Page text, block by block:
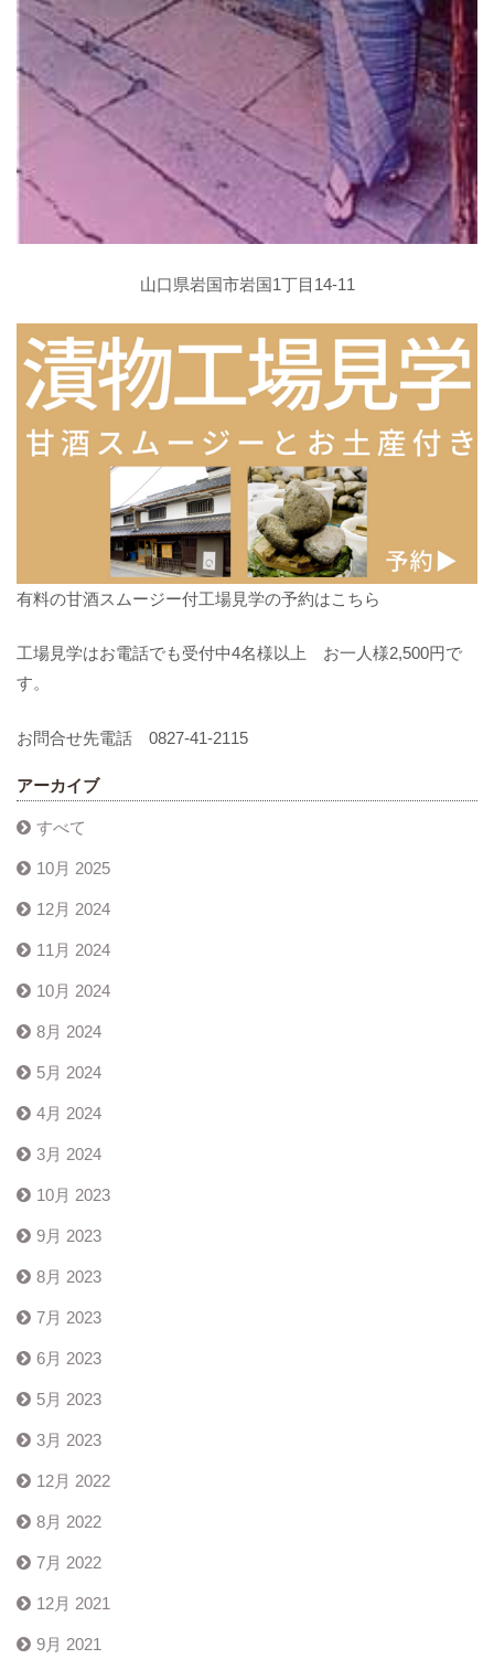
山口県岩国市岩国1丁目14-11
有料の甘酒スムージー付工場見学の予約はこちら
工場見学はお電話でも受付中4名様以上 お一人様2,500円で
す。
お問合せ先電話 0827-41-2115
アーカイブ
すべて
10月 2025
12月 2024
11月 2024
10月 2024
8月 2024
5月 2024
4月 2024
3月 2024
10月 2023
9月 2023
8月 2023
7月 2023
6月 2023
5月 2023
3月 2023
12月 2022
8月 2022
7月 2022
12月 2021
9月 2021